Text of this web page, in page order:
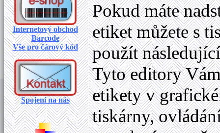
Internetový obchod
Barcode
Vše pro čárový kód
Spojení na nás
Pokud máte
etiket můžete s
použít
Tyto editory
etikety v
tiskárny,